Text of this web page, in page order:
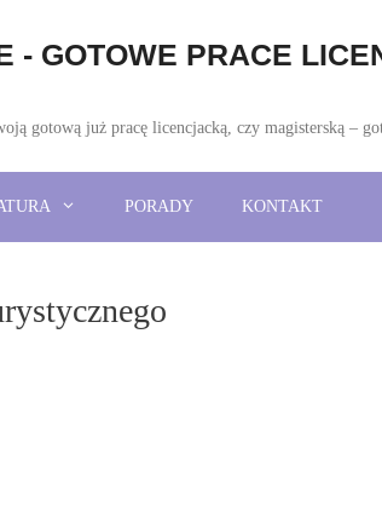
- GOTOWE PRACE
gotową już pracę licencjacką, czy magisterską –
PORADY KONTAKT